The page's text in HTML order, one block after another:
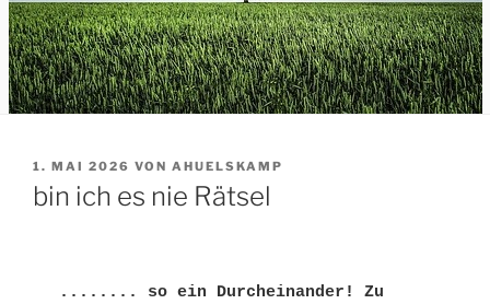
VERÖFFENTLICHT
AM
1. MAI 2026 VON AHUELSKAMP
bin ich es nie Rätsel
........ so ein Durcheinander! Zu